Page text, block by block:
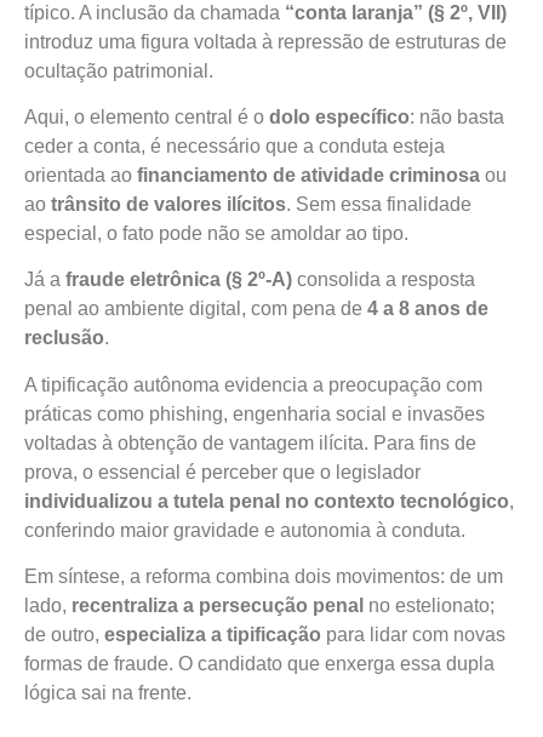
típico. A inclusão da chamada “conta laranja” (§ 2º, VII)
introduz uma figura voltada à repressão de estruturas de
ocultação patrimonial.
Aqui, o elemento central é o dolo específico: não basta
ceder a conta, é necessário que a conduta esteja
orientada ao financiamento de atividade criminosa ou
ao trânsito de valores ilícitos. Sem essa finalidade
especial, o fato pode não se amoldar ao tipo.
Já a fraude eletrônica (§ 2º-A) consolida a resposta
penal ao ambiente digital, com pena de 4 a 8 anos de
reclusão.
A tipificação autônoma evidencia a preocupação com
práticas como phishing, engenharia social e invasões
voltadas à obtenção de vantagem ilícita. Para fins de
prova, o essencial é perceber que o legislador
individualizou a tutela penal no contexto tecnológico,
conferindo maior gravidade e autonomia à conduta.
Em síntese, a reforma combina dois movimentos: de um
lado, recentraliza a persecução penal no estelionato;
de outro, especializa a tipificação para lidar com novas
formas de fraude. O candidato que enxerga essa dupla
lógica sai na frente.